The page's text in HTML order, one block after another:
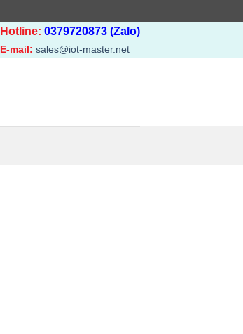
Hotline: 0379720873 (Zalo)
E-mail: sales@iot-master.net